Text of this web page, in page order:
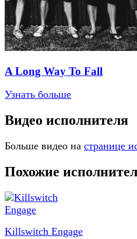
A Long Way To Fall
Узнать больше
Видео исполнителя
Больше видео на странице
Похожие
Killswitch Engage